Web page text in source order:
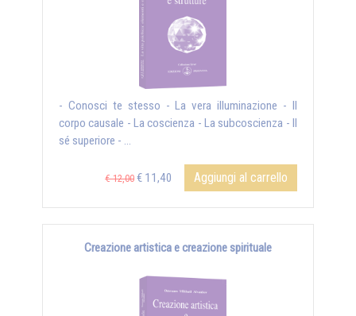
- Conosci te stesso - La vera illuminazione - Il
corpo causale - La coscienza - La subcoscienza - Il
sé superiore - ...
€ 12,00 € 11,40 Aggiungi al carrello
Creazione artistica e creazione spirituale